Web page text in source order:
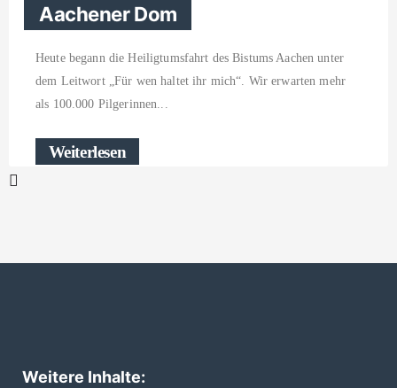
Aachener Dom
Heute begann die Heiligtumsfahrt des Bistums Aachen unter
dem Leitwort „Für wen haltet ihr mich“. Wir erwarten mehr
als 100.000 Pilgerinnen
Weiterlesen
Weitere Inhalte: